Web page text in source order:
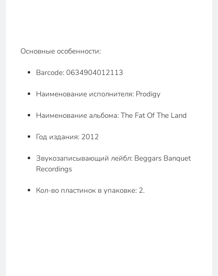
Основные особенности:
Barcode: 0634904012113
Наименование исполнителя: Prodigy
Наименование альбома: The Fat Of The Land
Год издания: 2012
Звукозаписывающий лейбл: Beggars Banquet
Recordings
Кол-во пластинок в упаковке: 2.